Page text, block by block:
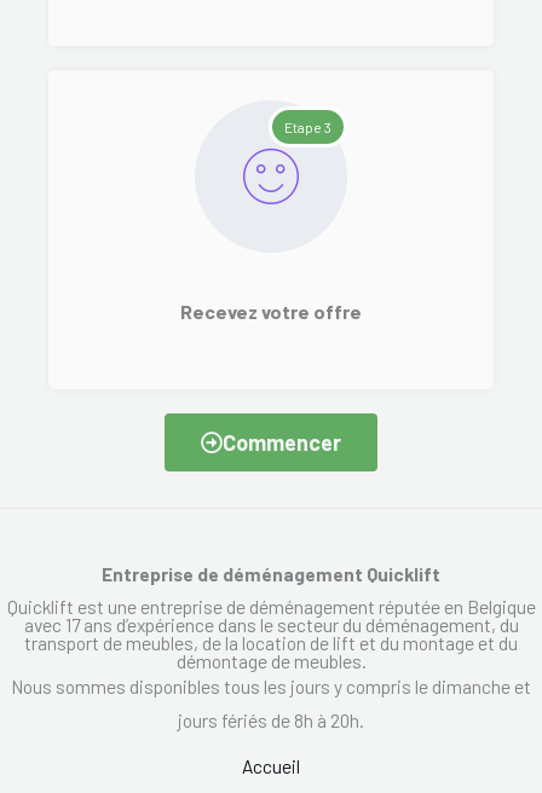
Etape 3
Recevez votre offre
Commencer
Entreprise de déménagement Quicklift
Quicklift est une entreprise de déménagement réputée en Belgique
avec 17 ans d’expérience dans le secteur du déménagement, du
transport de meubles, de la location de lift et du montage et du
démontage de meubles.
Nous sommes disponibles tous les jours y compris le dimanche et
jours fériés de 8h à 20h.
Accueil